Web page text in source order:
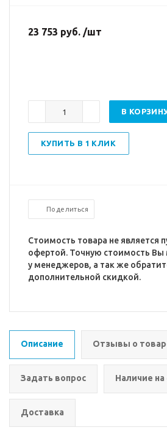
23 753 руб. /шт
В
КУПИТЬ В 1 КЛИК
Поделиться
Стоимость товара не является
офертой. Точную стоимость Вы
у менеджеров, а так же
дополнительной скидкой.
Описание Отзывы о
Задать вопрос Наличие на
Доставка